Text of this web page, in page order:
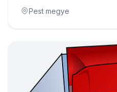
Pest megye